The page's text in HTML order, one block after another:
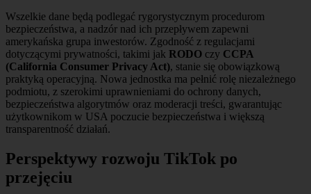
Wszelkie dane będą podlegać rygorystycznym procedurom
bezpieczeństwa, a nadzór nad ich przepływem zapewni
amerykańska grupa inwestorów. Zgodność z regulacjami
dotyczącymi prywatności, takimi jak RODO czy CCPA
(California Consumer Privacy Act), stanie się obowiązkową
praktyką operacyjną. Nowa jednostka ma pełnić rolę niezależnego
podmiotu, z szerokimi uprawnieniami do ochrony danych,
bezpieczeństwa algorytmów oraz moderacji treści, gwarantując
użytkownikom w USA poczucie bezpieczeństwa i większą
transparentność działań.
Perspektywy rozwoju TikTok po
przejęciu